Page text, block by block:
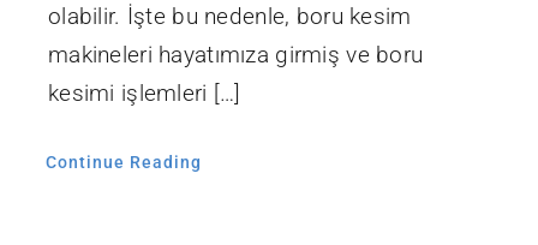
olabilir. İşte bu nedenle, boru kesim
makineleri hayatımıza girmiş ve boru
kesimi işlemleri […]
Continue Reading